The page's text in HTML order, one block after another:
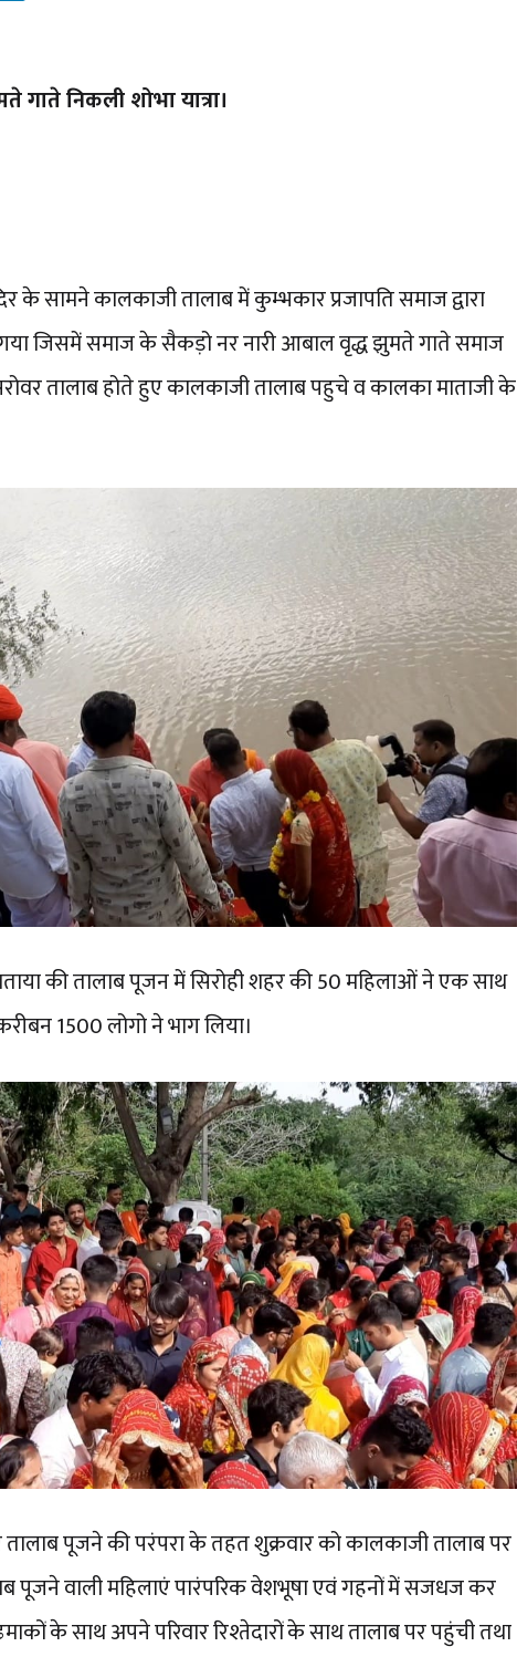
निकली शोभा यात्रा।
के सामने कालकाजी तालाब में कुम्भकार प्रजापति समाज द्वारा
गया जिसमें समाज के सैकड़ो नर नारी आबाल वृद्ध झुमते गाते समाज
तालाब होते हुए कालकाजी तालाब पहुचे व कालका माताजी के
की तालाब पूजन में सिरोही शहर की 50 महिलाओं ने एक साथ
1500 लोगो ने भाग लिया।
तालाब पूजने की परंपरा के तहत शुक्रवार को कालकाजी तालाब पर
पूजने वाली महिलाएं पारंपरिक वेशभूषा एवं गहनों में सजधज कर
के साथ अपने परिवार रिश्तेदारों के साथ तालाब पर पहुंची तथा